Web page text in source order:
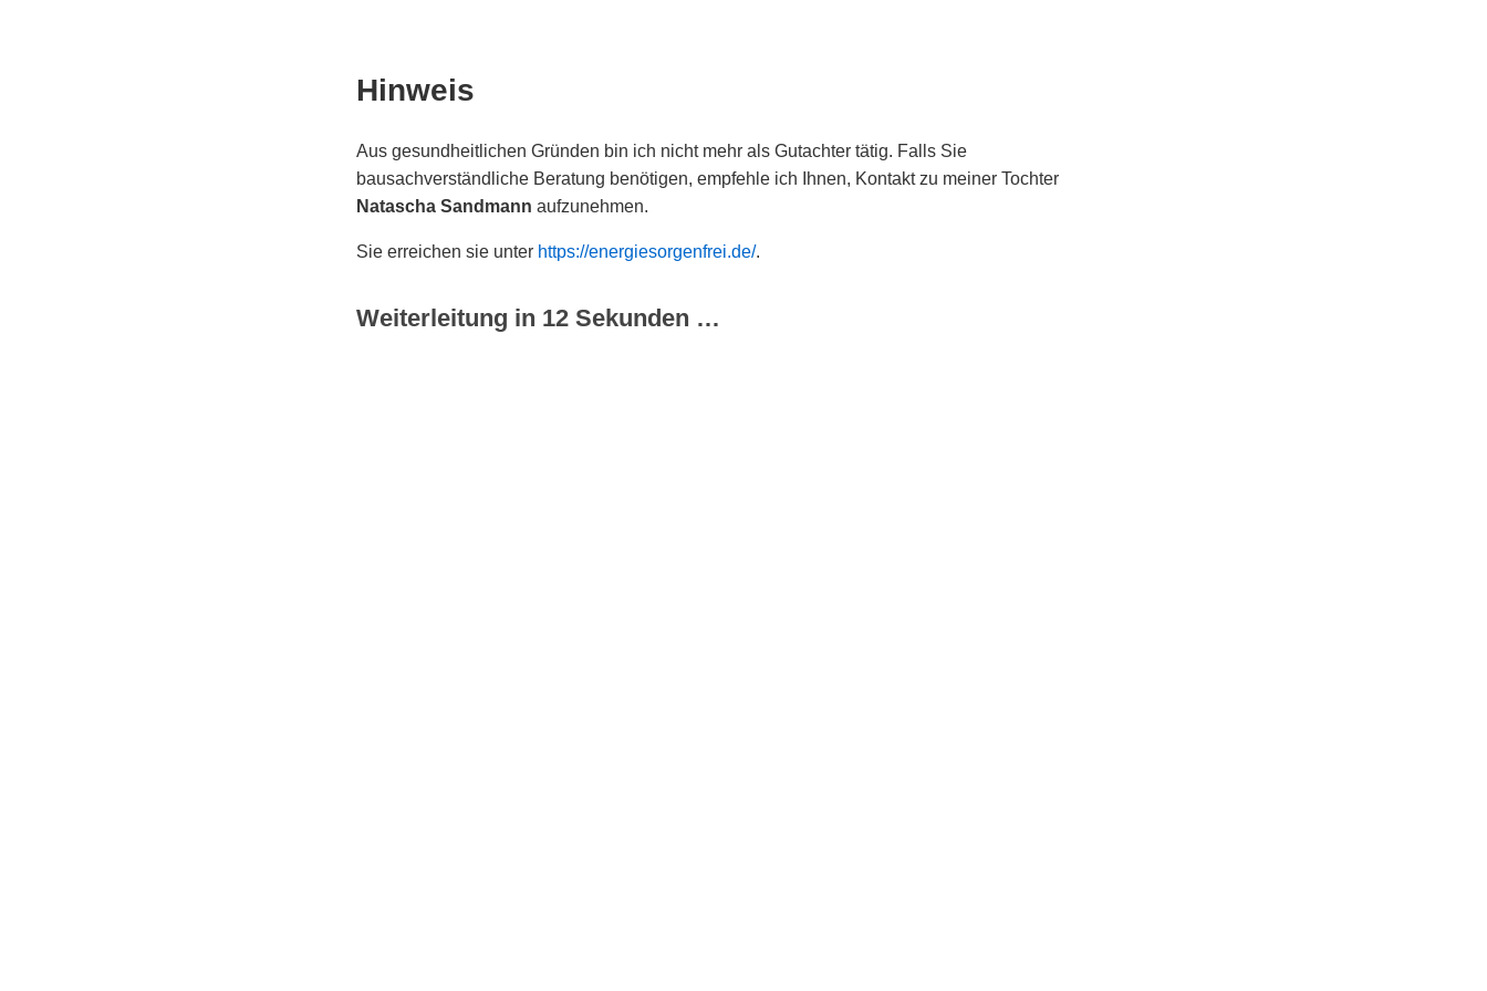
Hinweis
Aus gesundheitlichen Gründen bin ich nicht mehr als Gutachter tätig. Falls Sie
bausachverständliche Beratung benötigen, empfehle ich Ihnen, Kontakt zu meiner Tochter
Natascha Sandmann aufzunehmen.
Sie erreichen sie unter https://energiesorgenfrei.de/.
Weiterleitung in 12 Sekunden …